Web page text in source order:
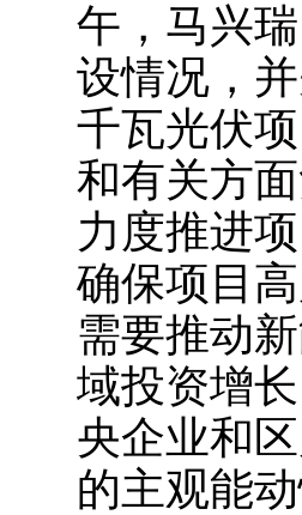
午，马兴
设情况，
千瓦光伏
和有关方
力度推进
确保项目
需要推动
域投资增
央企业和
的主观能